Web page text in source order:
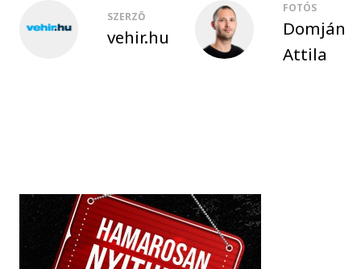
SZERZŐ
vehir.hu
FOTÓS
Domján
Attila